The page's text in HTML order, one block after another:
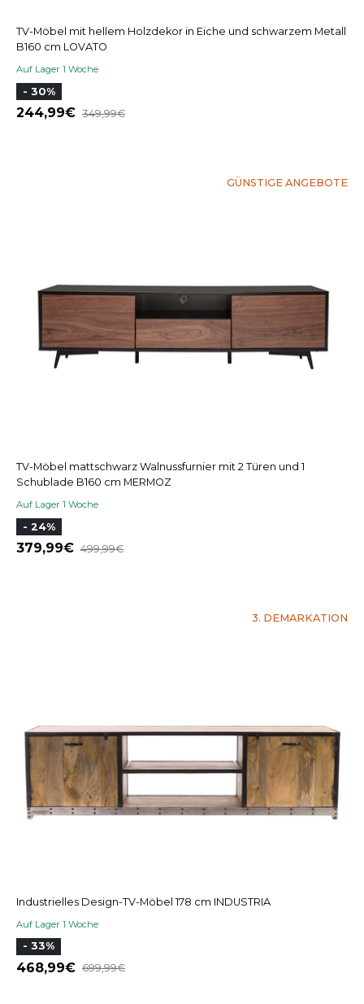
TV-Möbel mit hellem Holzdekor in Eiche und schwarzem Metall
B160 cm LOVATO
Auf Lager 1 Woche
- 30%
244,99 349,99
GÜNSTIGE ANGEBOTE
TV-Möbel mattschwarz Walnussfurnier mit 2 Türen und 1
Schublade B160 cm MERMOZ
Auf Lager 1 Woche
- 24%
379,99 499,99
3. DEMARKATION
Industrielles Design-TV-Möbel 178 cm INDUSTRIA
Auf Lager 1 Woche
- 33%
468,99 699,99